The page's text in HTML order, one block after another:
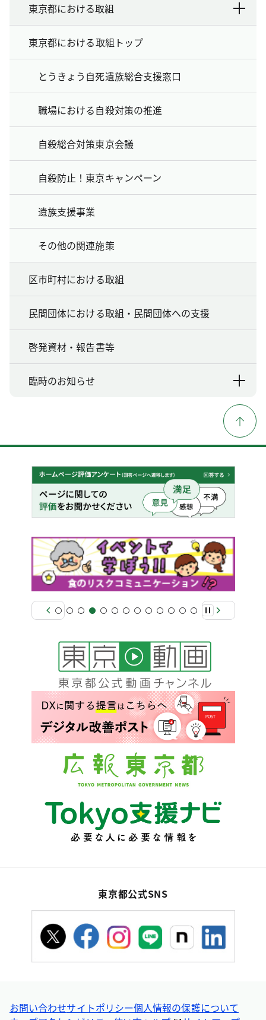
東京都における取組
東京都における取組トップ
とうきょう自死遺族総合支援窓口
職場における自殺対策の推進
自殺総合対策東京会議
自殺防止！東京キャンペーン
遺族支援事業
その他の関連施策
区市町村における取組
民間団体における取組・民間団体への支援
啓発資材・報告書等
臨時のお知らせ
東京都公式SNS
お問い合わせサイトポリシー個人情報の保護について